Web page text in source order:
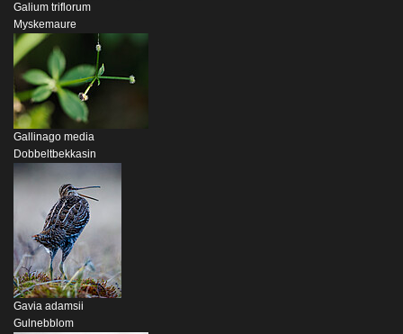
Galium triflorum
Myskemaure
Gallinago media
Dobbeltbekkasin
Gavia adamsii
Gulnebblom